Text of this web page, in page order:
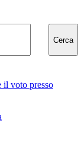
Cerca
il voto presso